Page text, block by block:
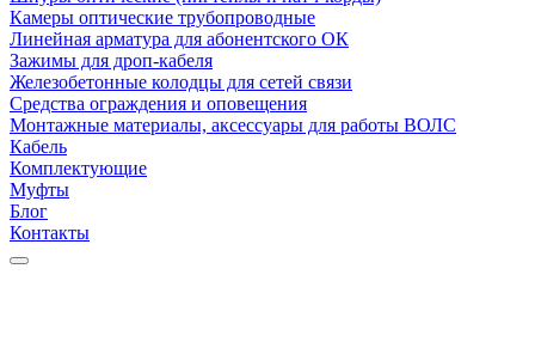
Камеры оптические трубопроводные
Линейная арматура для абонентского ОК
Зажимы для дроп-кабеля
Железобетонные колодцы для сетей связи
Средства ограждения и оповещения
Монтажные материалы, аксессуары для работы ВОЛС
Кабель
Комплектующие
Муфты
Блог
Контакты